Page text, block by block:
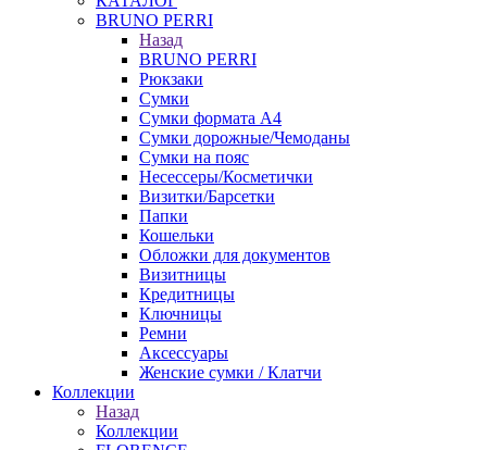
BRUNO PERRI
Назад
BRUNO PERRI
Рюкзаки
Сумки
Сумки формата А4
Сумки дорожные/Чемоданы
Сумки на пояс
Несессеры/Косметички
Визитки/Барсетки
Папки
Кошельки
Обложки для документов
Визитницы
Кредитницы
Ключницы
Ремни
Аксессуары
Женские сумки / Клатчи
Коллекции
Назад
Коллекции